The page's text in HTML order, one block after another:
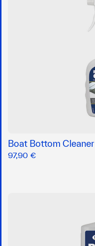
Boat Bottom Cleaner
97,90 €